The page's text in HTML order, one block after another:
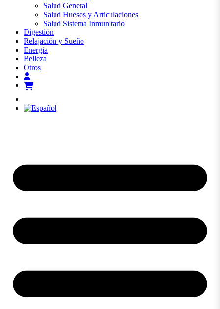
Salud General
Salud Huesos y Articulaciones
Salud Sistema Inmunitario
Digestión
Relajación y Sueño
Energia
Belleza
Otros